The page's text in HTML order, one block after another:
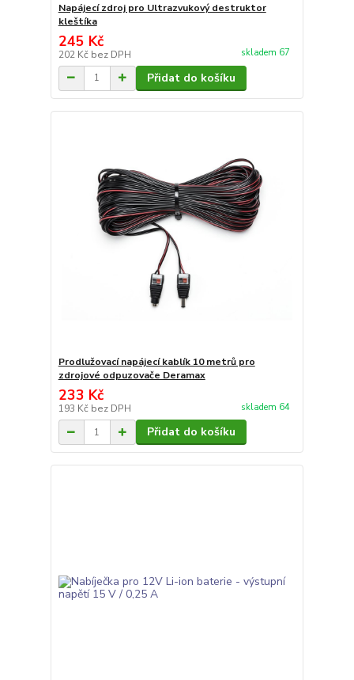
Napájecí zdroj pro Ultrazvukový destruktor
kleštíka
245 Kč
202 Kč bez DPH skladem 67
Přidat do košíku
Prodlužovací napájecí kablík 10 metrů pro
zdrojové odpuzovače Deramax
233 Kč
193 Kč bez DPH skladem 64
Přidat do košíku